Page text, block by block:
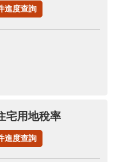
進度查詢
宅用地稅率
進度查詢